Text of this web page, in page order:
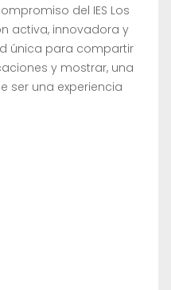
del IES Los
activa, innovadora y
única para compartir
y mostrar, una
ser una experiencia